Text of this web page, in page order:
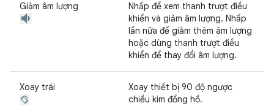
Giảm âm lượng
Nhấp để xem thanh trượt điều
khiển và giảm âm lượng. Nhấp
lần nữa để giảm thêm âm lượng
hoặc dùng thanh trượt điều
khiển để thay đổi âm lượng.
Xoay trái
Xoay thiết bị 90 độ ngược
chiều kim đồng hồ.